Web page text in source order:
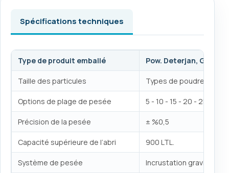
Spécifications techniques
Type de produit emballé Pow. Deterjan, Gübre
Taille des particules Types de poudre à
Options de plage de pesée 5 - 10 - 15 - 20 - 25 - 50
Précision de la pesée ± %0,5
Capacité supérieure de l’abri 900 LTL.
Système de pesée Incrustation